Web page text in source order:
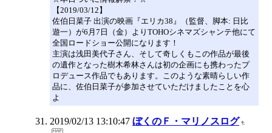
【2019/03/12】
佐伯日菜子 出演の映画『エリカ38』（監督、脚本: 日比
遊一）が6月7日（金）よりTOHOシネマズシャンテ他にて
全国ロードショー公開になります！
主演は浅田美代子さん、そして奇しくもこの作品が最後
の遺作となった樹木希林さんは初の企画にも携わったプ
ロデュース作品でもあります。このような素晴らしい作
品に、佐伯日菜子が参加させていただけましたことを心
よ
2019/02/13 13:10:47 ぼくのＦ・マリノスログ